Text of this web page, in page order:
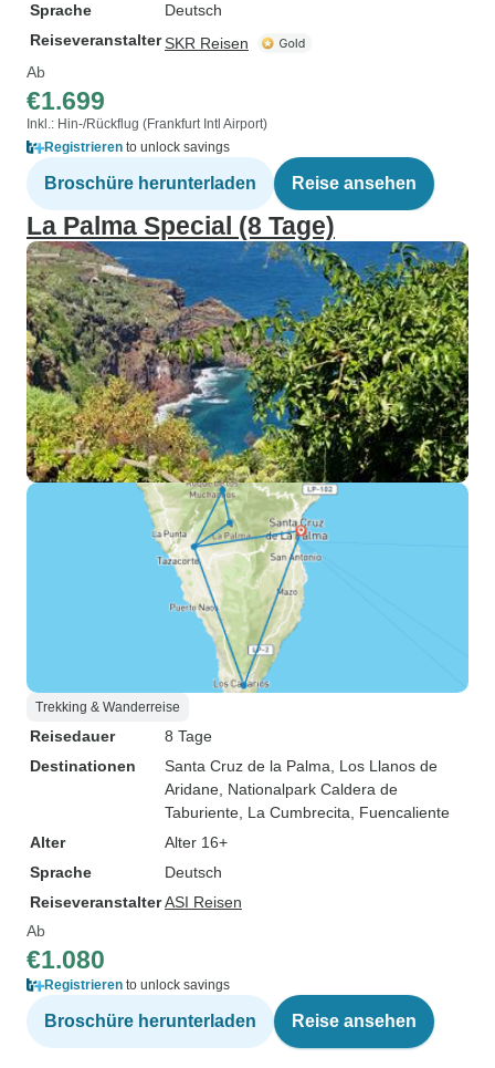
Sprache
Deutsch
ReiseveranstalterSKR Reisen
Ab
€1.699
Inkl.: Hin-/Rückflug (Frankfurt Intl Airport)
Registrieren to unlock savings
Broschüre herunterladen Reise ansehen
La Palma Special (8 Tage)
Trekking & Wanderreise
Reisedauer
8 Tage
Destinationen
Santa Cruz de la Palma , Los Llanos de
Aridane , Nationalpark Caldera de
Taburiente , La Cumbrecita , Fuencaliente
Alter
Alter 16+
Sprache
Deutsch
ReiseveranstalterASI Reisen
Ab
€1.080
Registrieren to unlock savings
Broschüre herunterladen Reise ansehen